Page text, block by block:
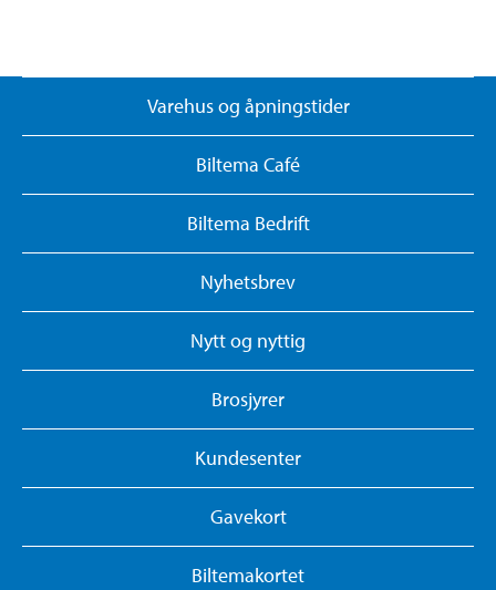
Varehus og åpningstider
Biltema Café
Biltema Bedrift
Nyhetsbrev
Nytt og nyttig
Brosjyrer
Kundesenter
Gavekort
Biltemakortet